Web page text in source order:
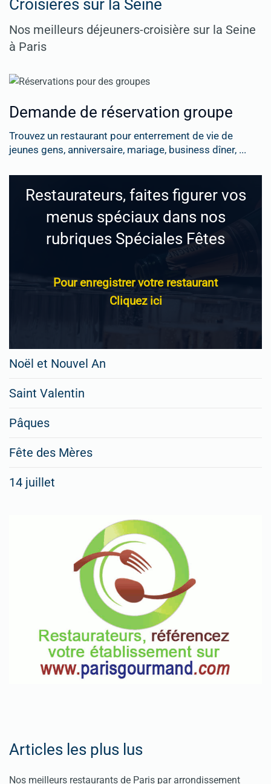
Croisières sur la Seine
Nos meilleurs déjeuners-croisière sur la Seine
à Paris
Demande de réservation groupe
Trouvez un restaurant pour enterrement de vie de
jeunes gens, anniversaire, mariage, business dîner, ...
Restaurateurs, faites figurer vos
menus spéciaux dans nos
rubriques Spéciales Fêtes
Pour enregistrer votre restaurant
Cliquez ici
Noël et Nouvel An
Saint Valentin
Pâques
Fête des Mères
14 juillet
Articles les plus lus
Nos meilleurs restaurants de Paris par arrondissement